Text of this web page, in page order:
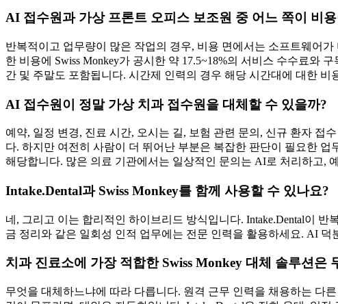
AI 접수원과 가상 프론트 오피스 보조원 중 어느 쪽이 비
반복적이고 업무량이 많은 작업의 경우, 비용 면에서는 소프트웨어
한 비용에 Swiss Monkey가 공시한 약 17.5~18%의 서비스 수수료와
간 및 주말도 포함됩니다. 시간제 인력의 경우 해당 시간대에 대한
AI 접수원이 정말 가상 치과 접수원을 대체할 수 있을까?
예약, 일정 변경, 진료 시간, 오시는 길, 보험 관련 문의, 신규 환자 접
다. 하지만 여전히 사람이 더 뛰어난 부분은 복잡한 판단이 필요한
해당합니다. 많은 의료 기관에서는 일상적인 문의는 AI로 처리하고,
Intake.Dental과 Swiss Monkey를 함께 사용할 수 있나요?
네, 그리고 이는 합리적인 하이브리드 방식입니다. Intake.Dental이
금 정리와 같은 일회성 인적 업무에는 전문 인력을 활용하세요. AI
치과 진료소에 가장 적합한 Swiss Monkey 대체 솔루션은
무엇을 대체하느냐에 따라 다릅니다. 원격 근무 인력을 채용하는 다